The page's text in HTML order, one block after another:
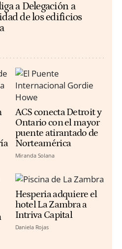
a Delegación a
de los edificios
ACS conecta Detroit y
Ontario con el mayor
puente atirantado de
Norteamérica
Miranda Solana
Hesperia adquiere el
hotel La Zambra a
Intriva Capital
Daniela Rojas